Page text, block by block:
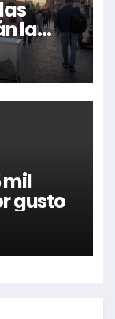
la
mil
gusto